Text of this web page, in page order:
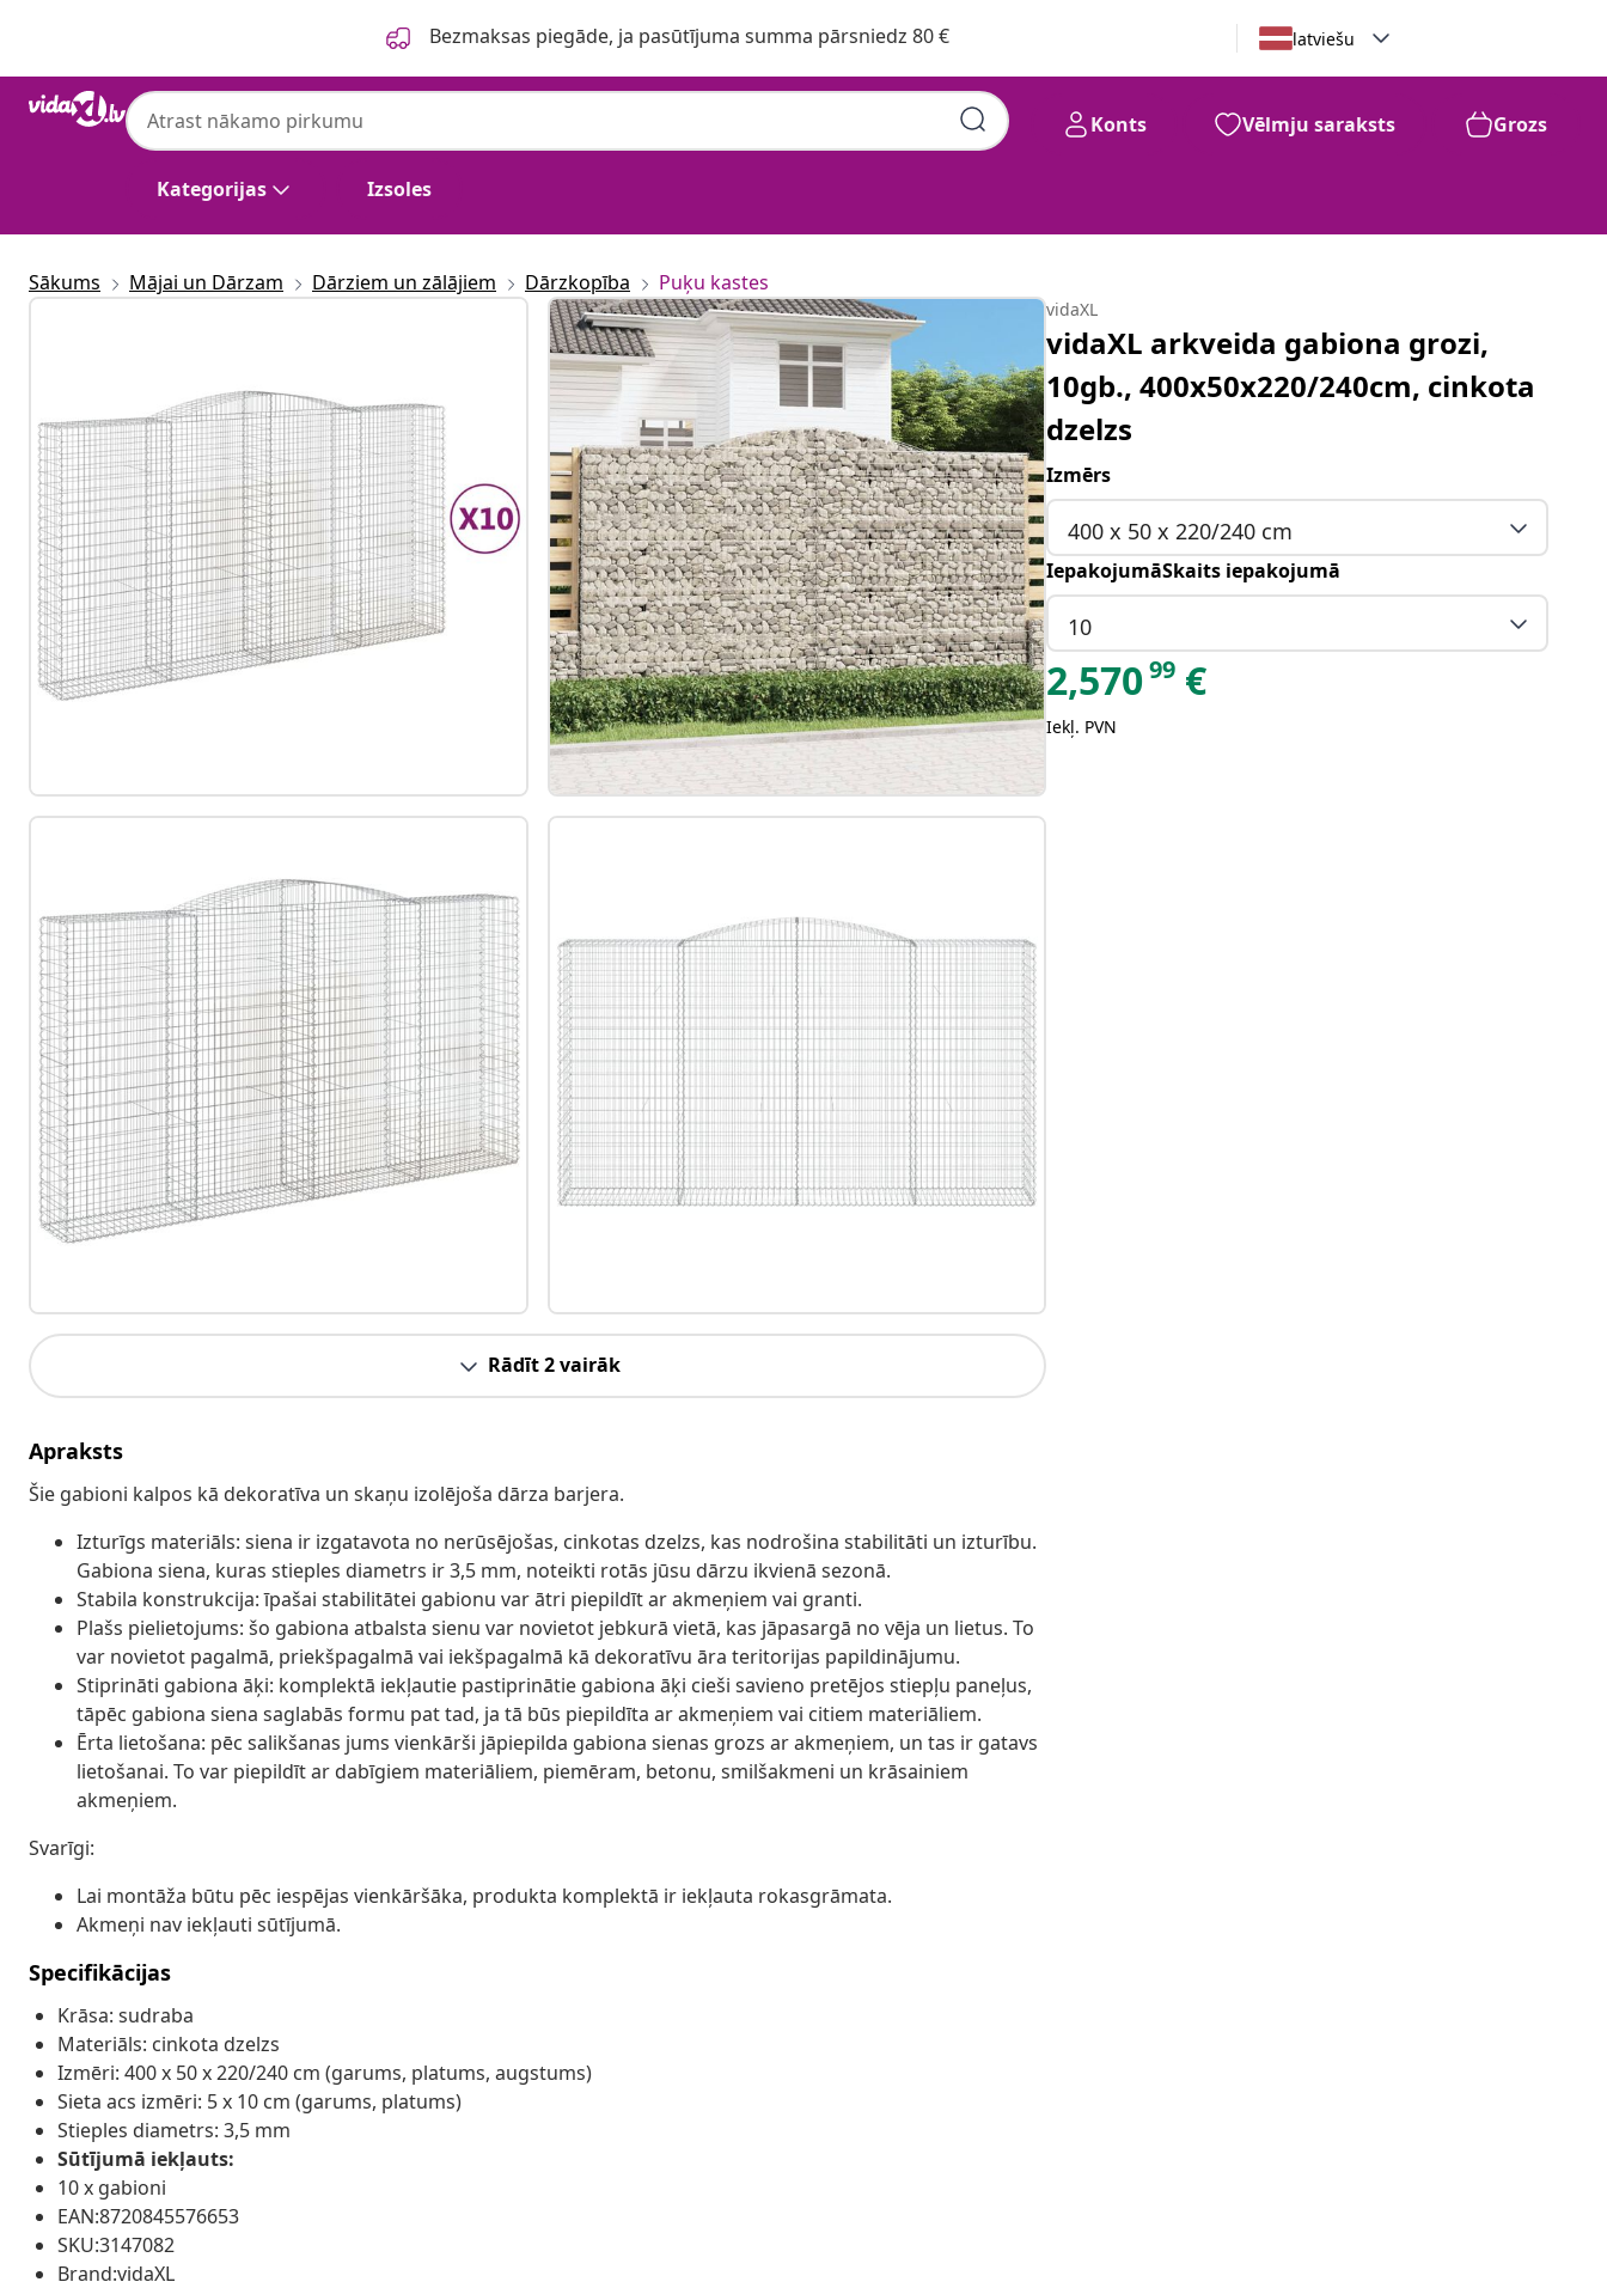
Bezmaksas piegāde, ja pasūtījuma summa pārsniedz 80 € latviešu
Kategorijas Izsoles
Konts Vēlmju saraksts Grozs
Sākums Mājai un Dārzam Dārziem un zālājiem Dārzkopība Puķu kastes
Rādīt 2 vairāk
Apraksts
Šie gabioni kalpos kā dekoratīva un skaņu izolējoša dārza barjera.
Izturīgs materiāls: siena ir izgatavota no nerūsējošas, cinkotas dzelzs, kas nodrošina stabilitāti un izturību.
Gabiona siena, kuras stieples diametrs ir 3,5 mm, noteikti rotās jūsu dārzu ikvienā sezonā.
Stabila konstrukcija: īpašai stabilitātei gabionu var ātri piepildīt ar akmeņiem vai granti.
Plašs pielietojums: šo gabiona atbalsta sienu var novietot jebkurā vietā, kas jāpasargā no vēja un lietus. To
var novietot pagalmā, priekšpagalmā vai iekšpagalmā kā dekoratīvu āra teritorijas papildinājumu.
Stiprināti gabiona āķi: komplektā iekļautie pastiprinātie gabiona āķi cieši savieno pretējos stiepļu paneļus,
tāpēc gabiona siena saglabās formu pat tad, ja tā būs piepildīta ar akmeņiem vai citiem materiāliem.
Ērta lietošana: pēc salikšanas jums vienkārši jāpiepilda gabiona sienas grozs ar akmeņiem, un tas ir gatavs
lietošanai. To var piepildīt ar dabīgiem materiāliem, piemēram, betonu, smilšakmeni un krāsainiem
akmeņiem.
Svarīgi:
Lai montāža būtu pēc iespējas vienkāršāka, produkta komplektā ir iekļauta rokasgrāmata.
Akmeņi nav iekļauti sūtījumā.
Specifikācijas
Krāsa: sudraba
Materiāls: cinkota dzelzs
Izmēri: 400 x 50 x 220/240 cm (garums, platums, augstums)
Sieta acs izmēri: 5 x 10 cm (garums, platums)
Stieples diametrs: 3,5 mm
Sūtījumā iekļauts:
10 x gabioni
EAN:8720845576653
SKU:3147082
Brand:vidaXL
vidaXL
vidaXL arkveida gabiona grozi,
10gb., 400x50x220/240cm, cinkota
dzelzs
Izmērs
400 x 50 x 220/240 cm
IepakojumāSkaits iepakojumā
10
2,57099 €
Iekļ. PVN